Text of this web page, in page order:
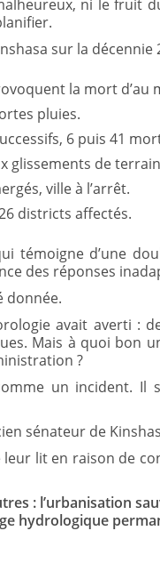
ni le fruit
sur la décennie
la mort d’au
pluies.
6 puis 41
glissements de
ville à l’arrêt.
districts affectés.
témoigne d’une
des réponses
donnée.
avait averti :
Mais à quoi bon
?
un incident. Il
sénateur de
lit en raison de
: l’urbanisation
hydrologique